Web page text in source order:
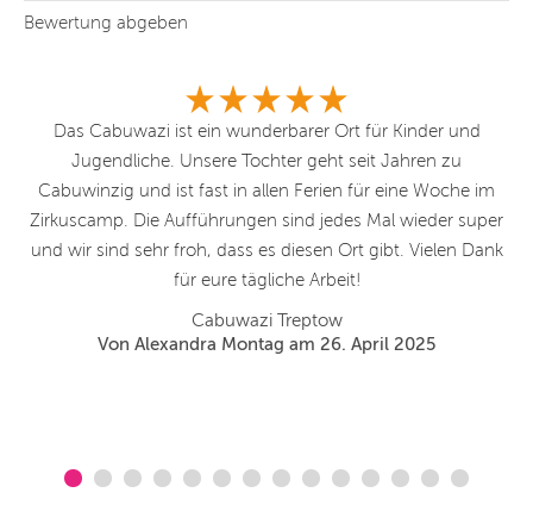
Bewertung abgeben
Das Cabuwazi ist ein wunderbarer Ort für Kinder und
Jugendliche. Unsere Tochter geht seit Jahren zu
Cabuwinzig und ist fast in allen Ferien für eine Woche im
Zirkuscamp. Die Aufführungen sind jedes Mal wieder super
und wir sind sehr froh, dass es diesen Ort gibt. Vielen Dank
für eure tägliche Arbeit!
Cabuwazi Treptow
Von Alexandra Montag am 26. April 2025